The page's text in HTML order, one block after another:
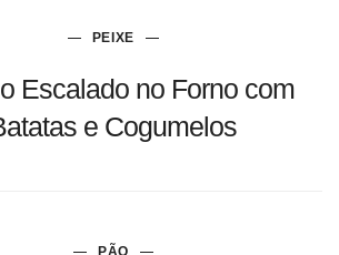
PEIXE
Escalado no Forno com
e Cogumelos
PÃO